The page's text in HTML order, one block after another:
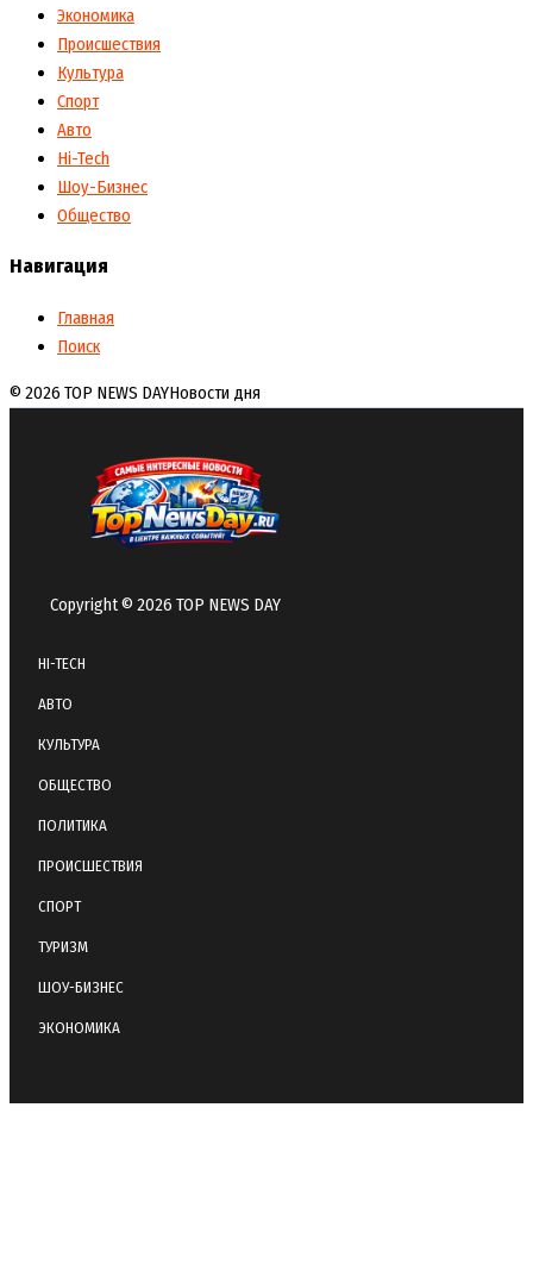
Экономика
Происшествия
Культура
Спорт
Авто
Hi-Tech
Шоу-Бизнес
Общество
Навигация
Главная
Поиск
© 2026 TOP NEWS DAYНовости дня
Copyright © 2026 TOP NEWS DAY
HI-TECH
АВТО
КУЛЬТУРА
ОБЩЕСТВО
ПОЛИТИКА
ПРОИСШЕСТВИЯ
СПОРТ
ТУРИЗМ
ШОУ-БИЗНЕС
ЭКОНОМИКА